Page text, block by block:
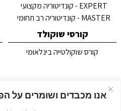
אנו מכבדים ושומרים על
EXPERT - קונדיטוריה מקצועי
MASTER - קונדיטוריה רב תחומי
קורסי שוקולד
קורס שוקולטייה בינלאומי